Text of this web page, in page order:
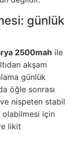
günlük
2500mah ile
akşam
günlük
öğle sonrası
nispeten stabil
olabilmesi için
likit